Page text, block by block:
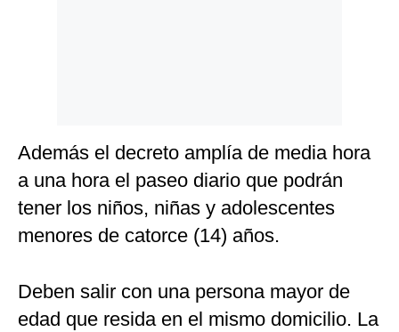
Además el decreto amplía de media hora
a una hora el paseo diario que podrán
tener los niños, niñas y adolescentes
menores de catorce (14) años.
Deben salir con una persona mayor de
edad que resida en el mismo domicilio. La